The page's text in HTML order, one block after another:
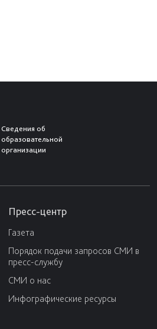
Сведения об
образовательной
организации
Пресс-центр
Газета
Порядок подачи запросов СМИ в
пресс-службу
СМИ о нас
Инфографические ресурсы